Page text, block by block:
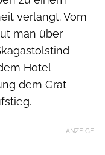
verlangt. Vom
man über
Hotel
dem Grat
ANZEIGE